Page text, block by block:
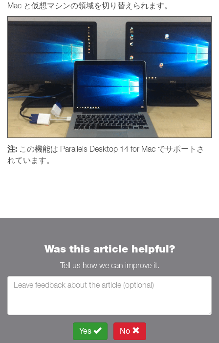
Mac と仮想マシンの領域を切り替えられます。
注: この機能は Parallels Desktop 14 for Mac でサポートさ
れています。
Was this article helpful?
Tell us how we can improve it.
Yes No